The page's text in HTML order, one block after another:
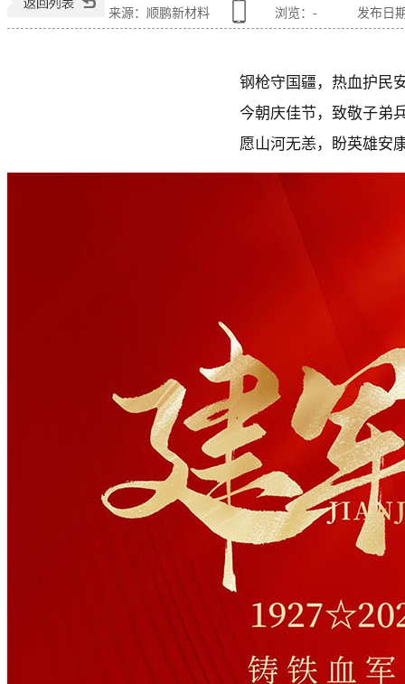
来源：顺鹏新材料 浏览： - 发布日
钢枪守国疆，热血护民
今朝庆佳节，致敬子弟
愿山河无恙，盼英雄安